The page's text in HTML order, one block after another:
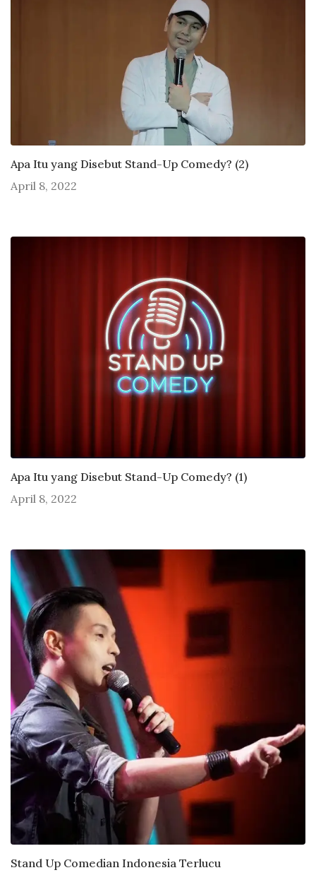
Apa Itu yang Disebut Stand-Up Comedy? (2)
April 8, 2022
Apa Itu yang Disebut Stand-Up Comedy? (1)
April 8, 2022
Stand Up Comedian Indonesia Terlucu